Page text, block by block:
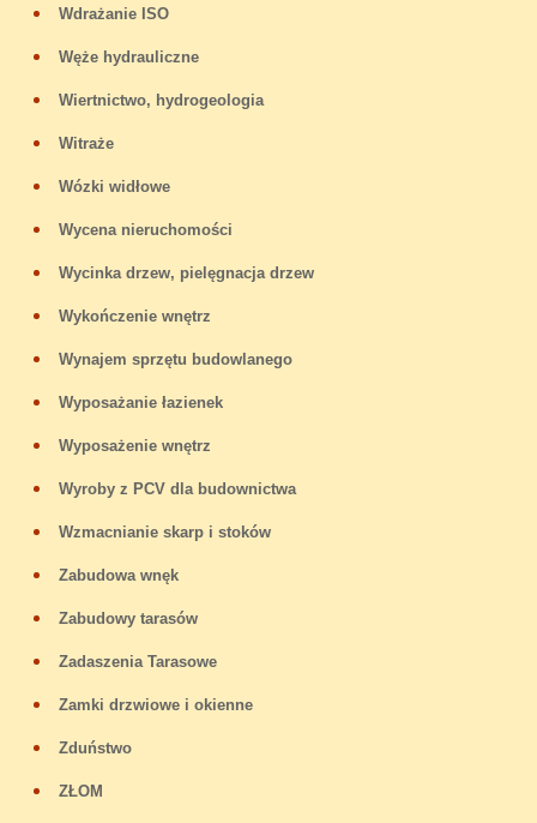
Wdrażanie ISO
Węże hydrauliczne
Wiertnictwo, hydrogeologia
Witraże
Wózki widłowe
Wycena nieruchomości
Wycinka drzew, pielęgnacja drzew
Wykończenie wnętrz
Wynajem sprzętu budowlanego
Wyposażanie łazienek
Wyposażenie wnętrz
Wyroby z PCV dla budownictwa
Wzmacnianie skarp i stoków
Zabudowa wnęk
Zabudowy tarasów
Zadaszenia Tarasowe
Zamki drzwiowe i okienne
Zduństwo
ZŁOM